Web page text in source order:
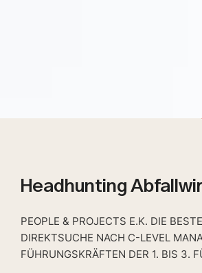
Headhunting
PEOPLE & PROJECTS E.K. DIE
DIREKTSUCHE NACH C-LEVEL
FÜHRUNGSKRÄFTEN DER 1. BIS 3.